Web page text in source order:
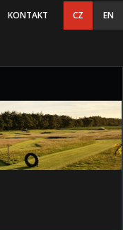
KONTAKT CZ EN